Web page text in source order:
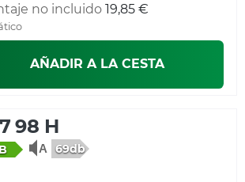
no incluido 19,85 €
AÑADIR A LA CESTA
98 H
69db